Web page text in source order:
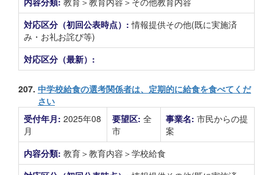
対応区分（初回公表時点）:情報提供その他(既に実施済
み・お礼お詫び等)
対応区分（最新）:
207. 中学校給食の選考関係者は、定期的に給食を食べてくだ
さい
受付年月: 2025年08
月
要望区: 全
市
事業名: 市民からの提
案
内容分類: 教育＞教育内容＞学校給食